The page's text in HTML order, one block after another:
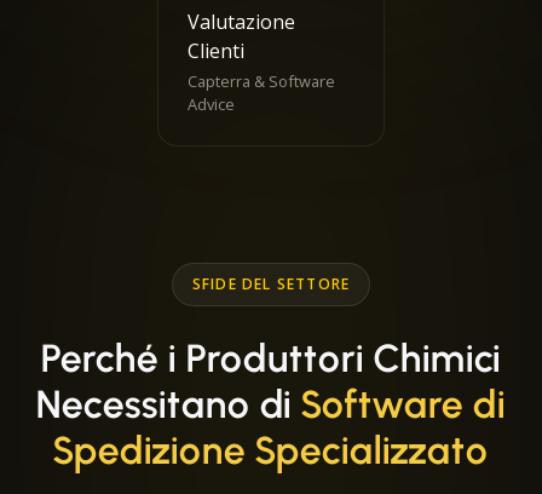
Valutazione
Clienti
Capterra & Software
Advice
SFIDE DEL SETTORE
Perché i Produttori Chimici
Necessitano diSoftware di
Spedizione Specializzato